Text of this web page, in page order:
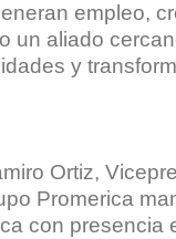
empleo,
un aliado
y
Ortiz,
Promerica
con presencia